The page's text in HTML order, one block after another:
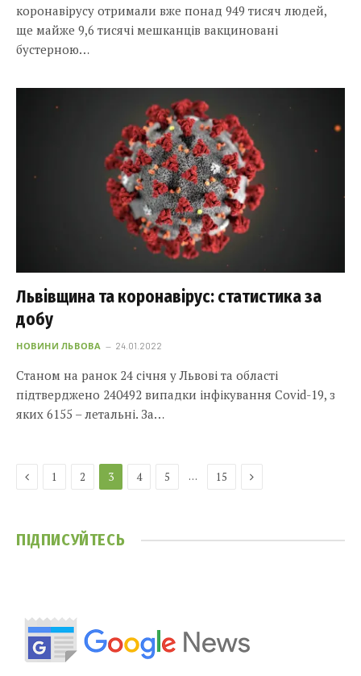
коронавірусу отримали вже понад 949 тисяч людей,
ще майже 9,6 тисячі мешканців вакциновані
бустерною…
Львівщина та коронавірус: статистика за
добу
НОВИНИ ЛЬВОВА 24.01.2022
Станом на ранок 24 січня у Львові та області
підтверджено 240492 випадки інфікування Covid-19, з
яких 6155 – летальні. За…
Previous
1 2 3 4 5 … 15 Next
ПІДПИСУЙТЕСЬ